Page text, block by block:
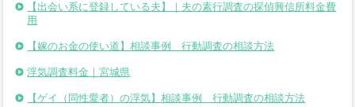
【出会い系に登録している夫】｜夫の素行調査の探偵興信所料金費
用
【嫁のお金の使い道】相談事例 行動調査の相談方法
浮気調査料金｜宮城県
【ゲイ（同性愛者）の浮気】相談事例 行動調査の相談方法